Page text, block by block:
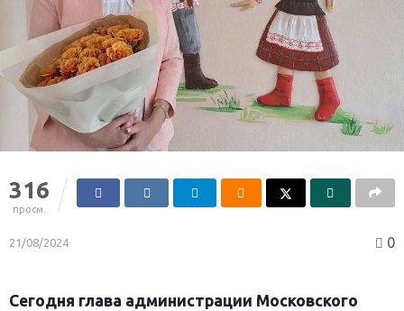
316
просм.
21/08/2024 0
Сегодня глава администрации Московского